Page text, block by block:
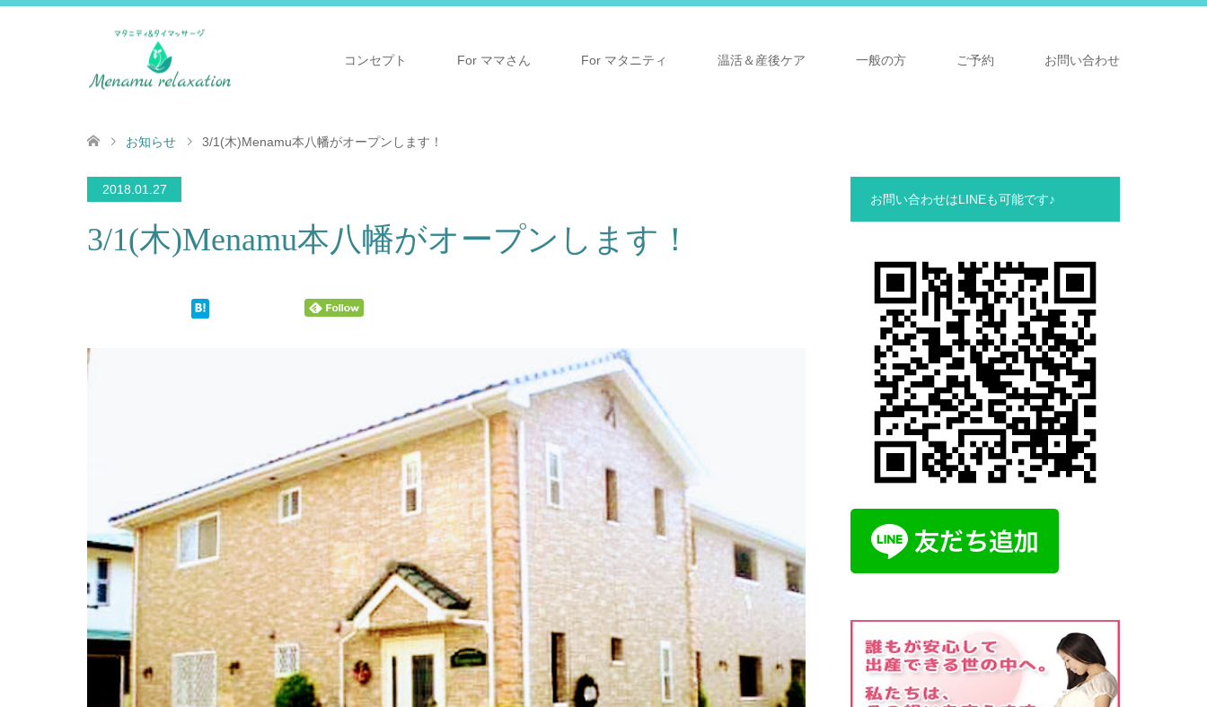
コンセプト For ママさん For マタニティ 温活＆産後ケア 一般の方 ご予約 お問い合わせ
お知らせ 3/1(木)Menamu本八幡がオープンします！
2018.01.27
3/1(木)Menamu本八幡がオープンします！
お問い合わせはLINEも可能です♪